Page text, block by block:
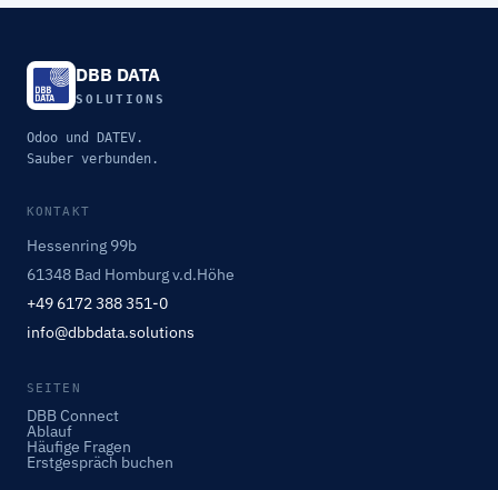
DBB DATA
SOLUTIONS
Odoo und DATEV.
Sauber verbunden.
KONTAKT
Hessenring 99b
61348 Bad Homburg v.d.Höhe
+49 6172 388 351-0
info@dbbdata.solutions
SEITEN
DBB Connect
Ablauf
Häufige Fragen
Erstgespräch buchen